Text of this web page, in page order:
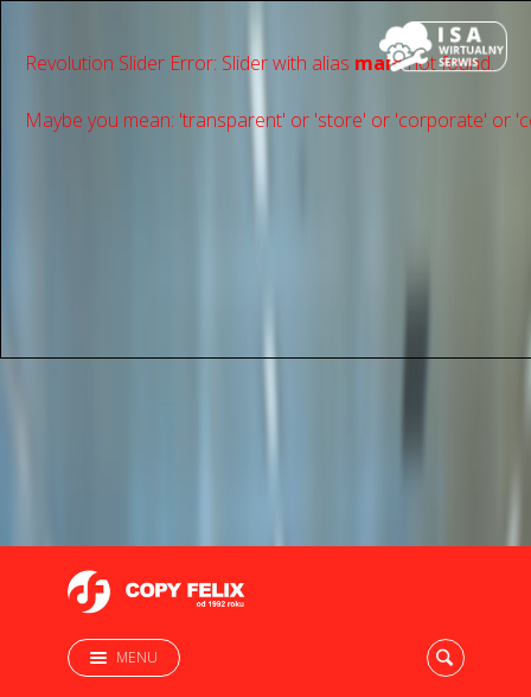
Revolution Slider Error: Slider with alias mainnot found.
Maybe you mean: 'transparent' or 'store' or 'сorporate' or
MENU